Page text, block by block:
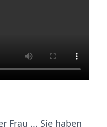
Frau ... Sie haben